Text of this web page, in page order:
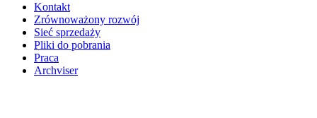
Kontakt
Zrównoważony rozwój
Sieć sprzedaży
Pliki do pobrania
Praca
Archviser